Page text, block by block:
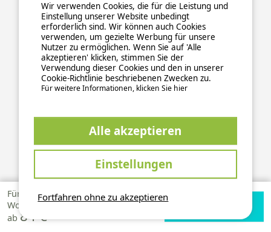
Für 1
Woche
ab 84 €
Verfügbarkeiten
ALLGEMEINE NUTZUNGSBEDINGUNGEN
DATENSCHUTZERKLÄRUNGCOOKIESIMPRESSUM
Sichere und zuverlässige Zahlungsabwicklung
This site is protected by reCAPTCHA and the GooglePrivacy Policy
2026 Ucamping. All rights reserved, all media and pictures are
property of their respective owners.
Fortfahren ohne zu akzeptieren
Wir verwenden Cookies, die für die Leistung und
Einstellung unserer Website unbedingt
erforderlich sind. Wir können auch Cookies
verwenden, um gezielte Werbung für unsere
Nutzer zu ermöglichen. Wenn Sie auf 'Alle
akzeptieren' klicken, stimmen Sie der
Verwendung dieser Cookies und den in unserer
Cookie-Richtlinie beschriebenen Zwecken zu.
Für weitere Informationen, klicken Sie hier
Alle akzeptieren
Einstellungen